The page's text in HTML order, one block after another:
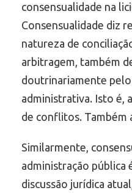
consensualidade na
Consensualidade diz
natureza de
arbitragem, também
doutrinariamente
administrativa. Isto é,
de conflitos. Também
Similarmente,
administração pública
discussão jurídica